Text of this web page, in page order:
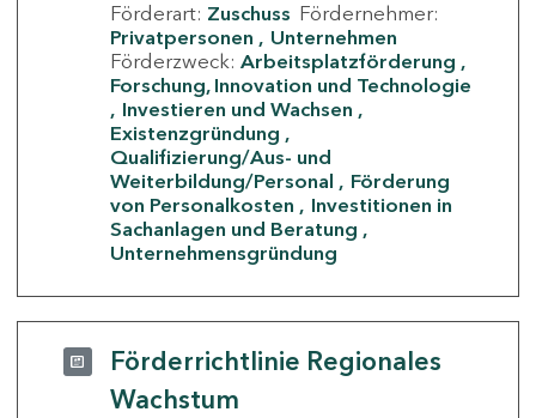
Förderart: Zuschuss Fördernehmer:
Privatpersonen
Unternehmen
Förderzweck: Arbeitsplatzförderung
Forschung, Innovation und Technologie
Investieren und Wachsen
Existenzgründung
Qualifizierung/Aus- und
Weiterbildung/Personal
Förderung
von Personalkosten
Investitionen in
Sachanlagen und Beratung
Unternehmensgründung
Förderrichtlinie Regionales
Wachstum